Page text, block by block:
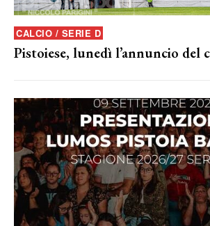
CALCIO / SERIE D
Pistoiese, lunedì l’annuncio del